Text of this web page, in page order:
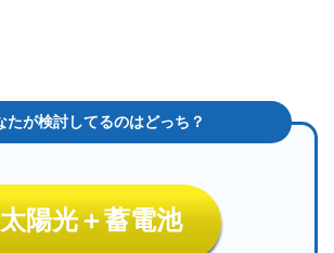
太陽光＋蓄電池